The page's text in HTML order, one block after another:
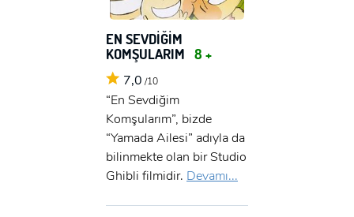
EN SEVDİĞİM
KOMŞULARIM 8 +
7,0 /10
“En Sevdiğim
Komşularım”, bizde
“Yamada Ailesi” adıyla da
bilinmekte olan bir Studio
Ghibli filmidir. Devamı...